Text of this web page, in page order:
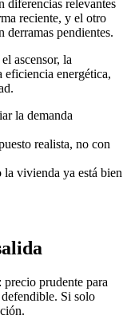
diferencias relevantes
reciente, y el otro
pendientes.
ascensor, la
eficiencia energética,
la demanda
realista, no con
la vivienda ya está bien
prudente para
Si solo